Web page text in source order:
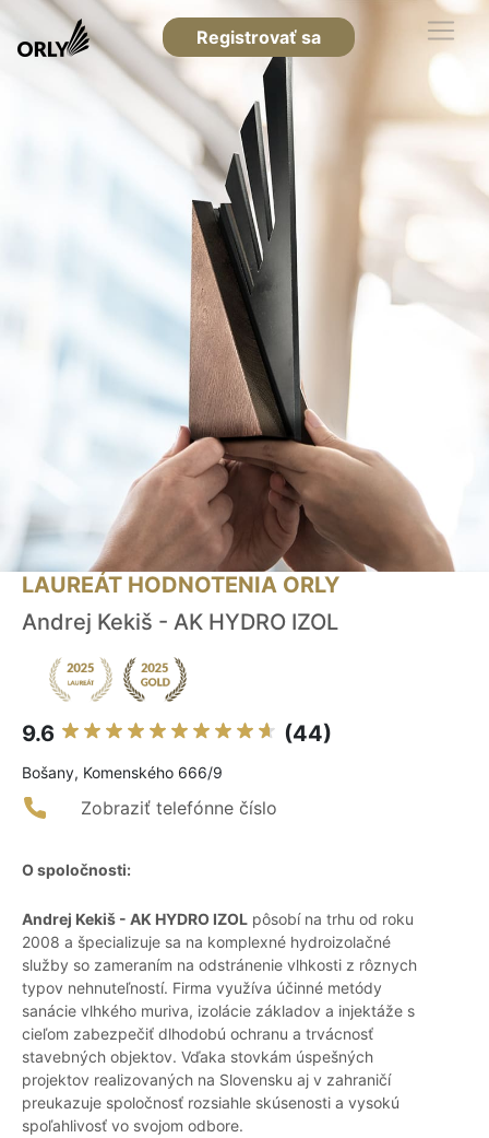
Registrovať sa
LAUREÁT HODNOTENIA ORLY
Andrej Kekiš - AK HYDRO IZOL
9.6 (44)
Bošany, Komenského 666/9
Zobraziť telefónne číslo
O spoločnosti:
Andrej Kekiš - AK HYDRO IZOL pôsobí na trhu od roku
2008 a špecializuje sa na komplexné hydroizolačné
služby so zameraním na odstránenie vlhkosti z rôznych
typov nehnuteľností. Firma využíva účinné metódy
sanácie vlhkého muriva, izolácie základov a injektáže s
cieľom zabezpečiť dlhodobú ochranu a trvácnosť
stavebných objektov. Vďaka stovkám úspešných
projektov realizovaných na Slovensku aj v zahraničí
preukazuje spoločnosť rozsiahle skúsenosti a vysokú
spoľahlivosť vo svojom odbore.